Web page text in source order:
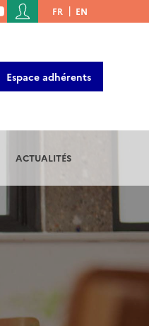
Menu
du
de
l'utilisateur
FR EN
Espace adhérents
ACTUALITÉS